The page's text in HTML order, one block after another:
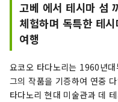
고베 에서 테시마 섬
체험하며 독특한 테
여행
요코오 타다노리는 1960년
그의 작품을 기증하여 연중
타다노리 현대 미술관과 데